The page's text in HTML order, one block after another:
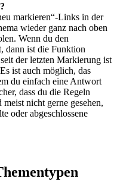
markieren“-Links in der
wieder ganz nach oben
Wenn du den
dann ist die Funktion
der letzten Markierung ist
ist auch möglich, das
du einfach eine Antwort
dass du die Regeln
nicht gerne gesehen,
oder abgeschlossene